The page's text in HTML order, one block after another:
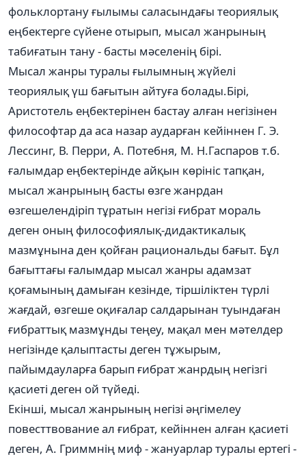
фольклортану ғылымы саласындағы теориялық
еңбектерге сүйене отырып, мысал жанрының
табиғатын тану - басты мәселенің бірі.
Мысал жанры туралы ғылымның жүйелі
теориялық үш бағытын айтуға болады.Бірі,
Аристотель еңбектерінен бастау алған негізінен
философтар да аса назар аударған кейіннен Г. Э.
Лессинг, В. Перри, А. Потебня, М. Н.Гаспаров т.б.
ғалымдар еңбектерінде айқын көрініс тапқан,
мысал жанрының басты өзге жанрдан
өзгешелендіріп тұратын негізі ғибрат мораль
деген оның философиялық-дидактикалық
мазмұнына ден қойған рациональды бағыт. Бұл
бағыттағы ғалымдар мысал жанры адамзат
қоғамының дамыған кезінде, тіршіліктен түрлі
жағдай, өзгеше оқиғалар салдарынан туындаған
ғибраттық мазмұнды теңеу, мақал мен мәтелдер
негізінде қалыптасты деген тұжырым,
пайымдауларға барып ғибрат жанрдың негізгі
қасиеті деген ой түйеді.
Екінші, мысал жанрының негізі әңгімелеу
повесттвование ал ғибрат, кейіннен алған қасиеті
деген, А. Гриммнің миф - жануарлар туралы ертегі -